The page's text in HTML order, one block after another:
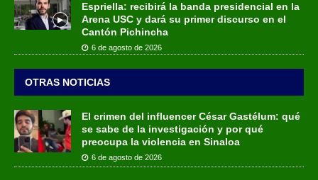
Espriella: recibirá la banda presidencial en la
Arena USC y dará su primer discurso en el
Cantón Pichincha
6 de agosto de 2026
OTRAS NOTICIAS
El crimen del influencer César Gastélum: qué
se sabe de la investigación y por qué
preocupa la violencia en Sinaloa
6 de agosto de 2026